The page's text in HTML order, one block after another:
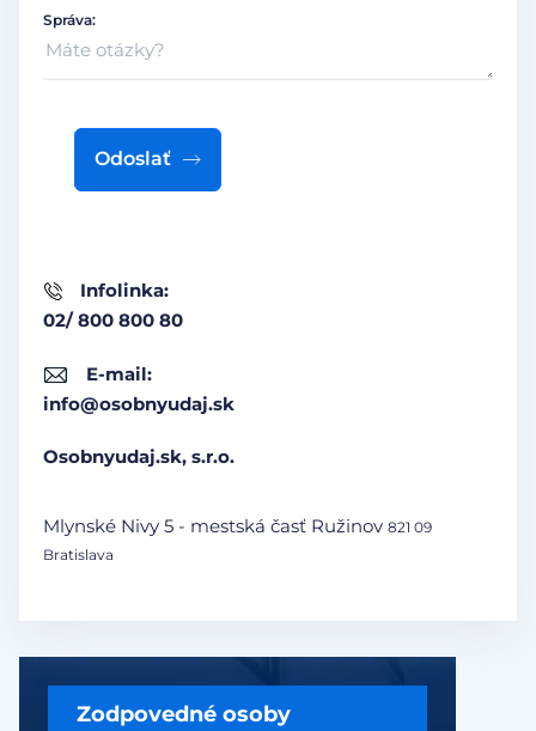
Zodpovedné osoby
Infolinka:
02/ 800 800 80
E-mail:
info@osobnyudaj.sk
Osobnyudaj.sk, s.r.o.
Mlynské Nivy 5 - mestská časť Ružinov 821 09
Bratislava
Správa:
Odoslať